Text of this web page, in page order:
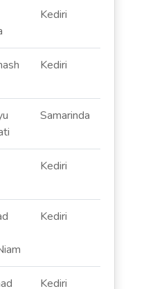
Kediri
Kediri
Samarinda
Kediri
Kediri
Kediri